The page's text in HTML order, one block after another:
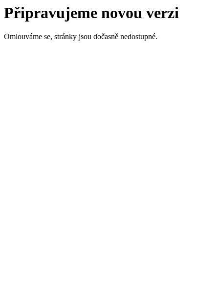
Připravujeme novou verzi
Omlouváme se, stránky jsou dočasně nedostupné.